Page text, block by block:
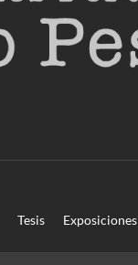
Tesis Exposiciones